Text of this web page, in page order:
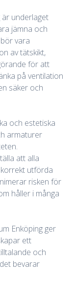
underlaget
jämna och
vara
av tätskikt,
för att
på ventilation
säker och
och estetiska
armaturer
att alla
utförda
risken för
håller i många
Enköping ger
ett
och
bevarar